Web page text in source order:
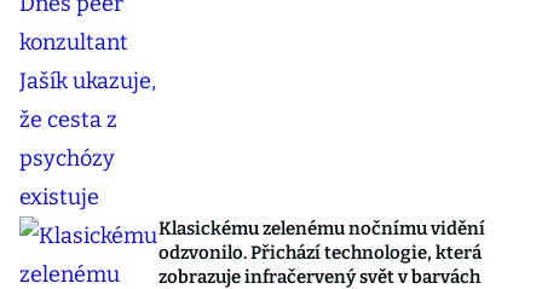
Klasickému zelenému nočnímu vidění
odzvonilo. Přichází technologie, která
zobrazuje infračervený svět v barvách